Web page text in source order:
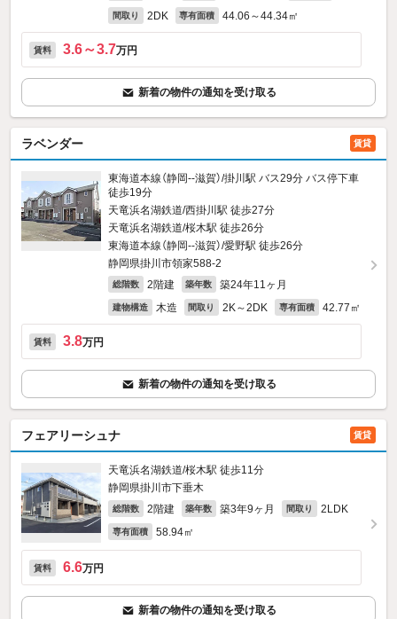
間取り 2DK 専有面積 44.06～44.34㎡
賃料 3.6～3.7万円
新着の物件の通知を受け取る
ラベンダー 賃貸
東海道本線（静岡--滋賀）/掛川駅 バス29分 バス停下車
徒歩19分
天竜浜名湖鉄道/西掛川駅 徒歩27分
天竜浜名湖鉄道/桜木駅 徒歩26分
東海道本線（静岡--滋賀）/愛野駅 徒歩26分
静岡県掛川市領家588‐2
総階数 2階建 築年数 築24年11ヶ月
建物構造 木造 間取り 2K～2DK 専有面積 42.77㎡
賃料 3.8万円
新着の物件の通知を受け取る
フェアリーシュナ 賃貸
天竜浜名湖鉄道/桜木駅 徒歩11分
静岡県掛川市下垂木
総階数 2階建 築年数 築3年9ヶ月 間取り 2LDK
専有面積 58.94㎡
賃料 6.6万円
新着の物件の通知を受け取る